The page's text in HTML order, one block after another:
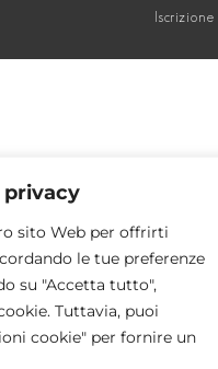
privacy
sito Web per offrirti
le tue preferenze
su "Accetta tutto",
Tuttavia, puoi
cookie" per fornire un